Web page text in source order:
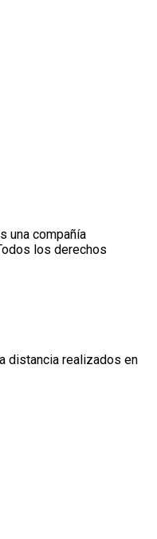
una compañía
los derechos
distancia realizados en